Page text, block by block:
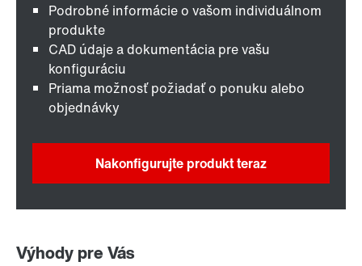
Podrobné informácie o vašom individuálnom
produkte
CAD údaje a dokumentácia pre vašu
konfiguráciu
Priama možnosť požiadať o ponuku alebo
objednávky
Nakonfigurujte produkt teraz
Výhody pre Vás